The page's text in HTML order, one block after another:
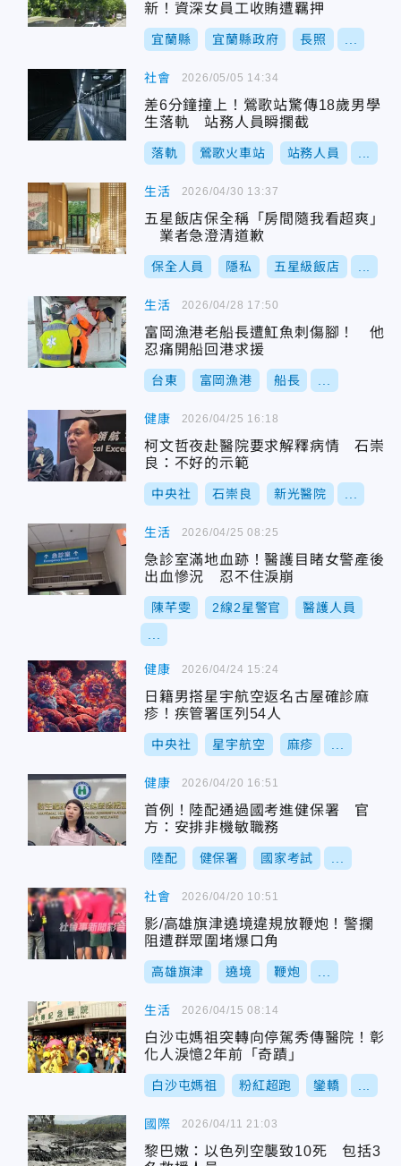
新！資深女員工收賄遭羈押
宜蘭縣 宜蘭縣政府 長照
社會
差6分鐘撞上！鶯歌站驚傳18歲男學
生落軌 站務人員瞬攔截
落軌 鶯歌火車站 站務人員
2026/05/05 14:34
生活
五星飯店保全稱「房間隨我看超爽」
業者急澄清道歉
保全人員 隱私 五星級飯店
2026/04/30 13:37
生活
富岡漁港老船長遭魟魚刺傷腳！ 他
忍痛開船回港求援
台東 富岡漁港 船長
2026/04/28 17:50
健康
柯文哲夜赴醫院要求解釋病情 石崇
良：不好的示範
中央社 石崇良 新光醫院
2026/04/25 16:18
生活
急診室滿地血跡！醫護目睹女警產後
出血慘況 忍不住淚崩
陳芊雯 2線2星警官 醫護人員
2026/04/25 08:25
健康
日籍男搭星宇航空返名古屋確診麻
疹！疾管署匡列54人
中央社 星宇航空 麻疹
2026/04/24 15:24
健康
首例！陸配通過國考進健保署 官
方：安排非機敏職務
陸配 健保署 國家考試
2026/04/20 16:51
社會
影/高雄旗津遶境違規放鞭炮！警攔
阻遭群眾圍堵爆口角
高雄旗津 遶境 鞭炮
2026/04/20 10:51
生活
白沙屯媽祖突轉向停駕秀傳醫院！彰
化人淚憶2年前「奇蹟」
白沙屯媽祖 粉紅超跑 鑾轎
2026/04/15 08:14
國際
黎巴嫩：以色列空襲致10死 包括3
2026/04/11 21:03